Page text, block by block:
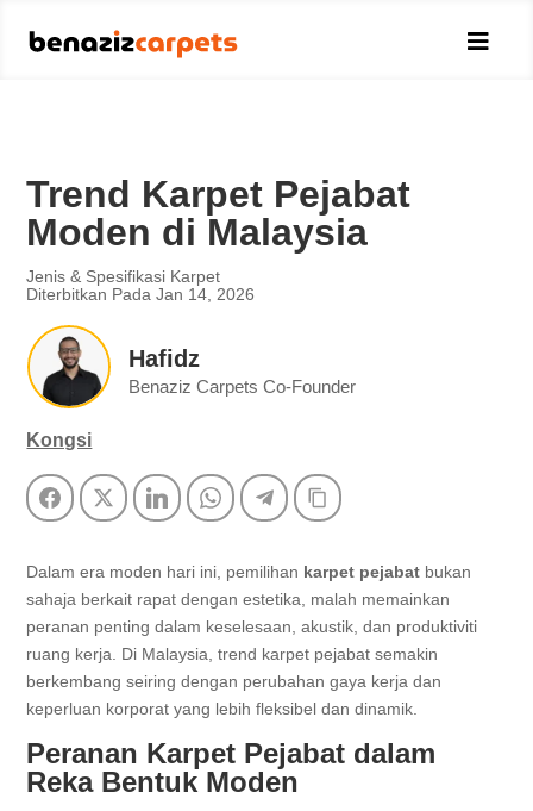

Trend Karpet Pejabat
Moden di Malaysia
Jenis & Spesifikasi Karpet
Diterbitkan Pada Jan 14, 2026
Hafidz
Benaziz Carpets Co-Founder
Kongsi
FacebookTwitter LinkedInWhatsAppTelegramCopy Link
Dalam era moden hari ini, pemilihan karpet pejabat bukan
sahaja berkait rapat dengan estetika, malah memainkan
peranan penting dalam keselesaan, akustik, dan produktiviti
ruang kerja. Di Malaysia, trend karpet pejabat semakin
berkembang seiring dengan perubahan gaya kerja dan
keperluan korporat yang lebih fleksibel dan dinamik.
Peranan Karpet Pejabat dalam
Reka Bentuk Moden